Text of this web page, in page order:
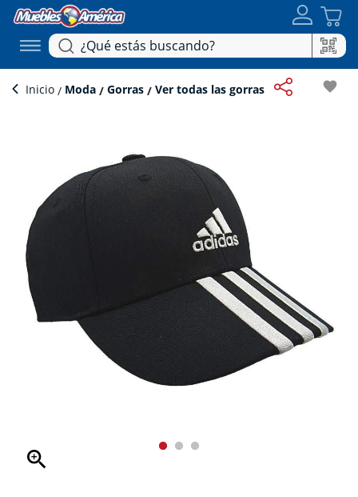
Inicio Moda Gorras Ver todas las gorras favorite
zoom_in